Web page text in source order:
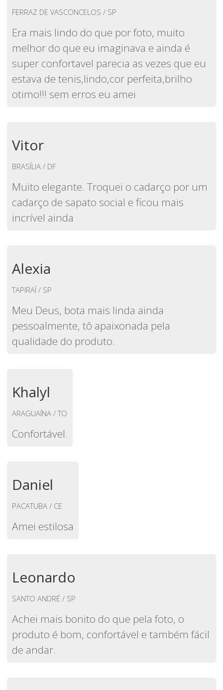
FERRAZ DE VASCONCELOS / SP
Era mais lindo do que por foto, muito
melhor do que eu imaginava e ainda é
super confortavel parecia as vezes que eu
estava de tenis,lindo,cor perfeita,brilho
otimo!!! sem erros eu amei
Vitor
BRASÍLIA / DF
Muito elegante. Troquei o cadarço por um
cadarço de sapato social e ficou mais
incrível ainda
Alexia
TAPIRAÍ / SP
Meu Deus, bota mais linda ainda
pessoalmente, tô apaixonada pela
qualidade do produto.
Khalyl
ARAGUAÍNA / TO
Confortável.
Daniel
PACATUBA / CE
Amei estilosa
Leonardo
SANTO ANDRÉ / SP
Achei mais bonito do que pela foto, o
produto é bom, confortável e também fácil
de andar.